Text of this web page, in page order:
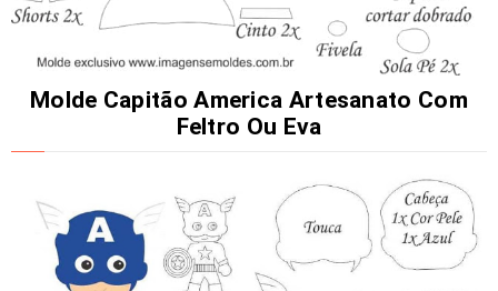
Molde Capitão America Artesanato Com
Feltro Ou Eva